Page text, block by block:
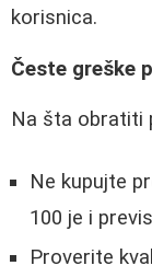
korisnica.
Česte greške
Na šta obratiti
Ne kupujte
100 je i
Proverite